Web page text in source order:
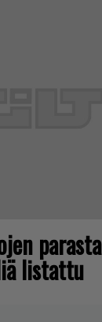
parasta
listattu